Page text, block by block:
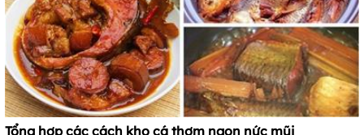
Tổng hợp các cách kho cá thơm ngon nức mũi